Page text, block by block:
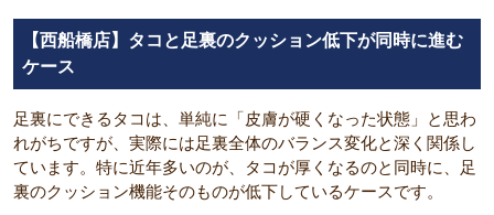
【西船橋店】タコと足裏のクッション低下が同時に進む
ケース
足裏にできるタコは、単純に「皮膚が硬くなった状態」と思わ
れがちですが、実際には足裏全体のバランス変化と深く関係し
ています。特に近年多いのが、タコが厚くなるのと同時に、足
裏のクッション機能そのものが低下しているケースです。